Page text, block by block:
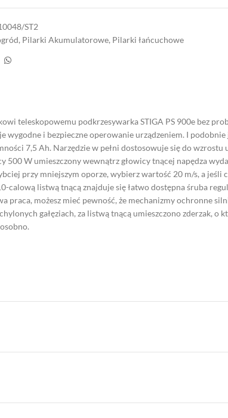
ST2
, Pilarki Akumulatorowe, Pilarki łańcuchowe
teleskopowemu podkrzesywarka STIGA PS 900e bez
i bezpieczne operowanie urządzeniem. I podobnie
7,5 Ah. Narzędzie w pełni dostosowuje się do wzrostu
500 W umieszczony wewnątrz głowicy tnącej napędza
przy mniejszym oporze, wybierz wartość 20 m/s, a jeśli
calową listwą tnącą znajduje się łatwo dostępna śruba
praca, możesz mieć pewność, że mechanizmy ochronne
gałęziach, za listwą tnącą umieszczono zderzak, o